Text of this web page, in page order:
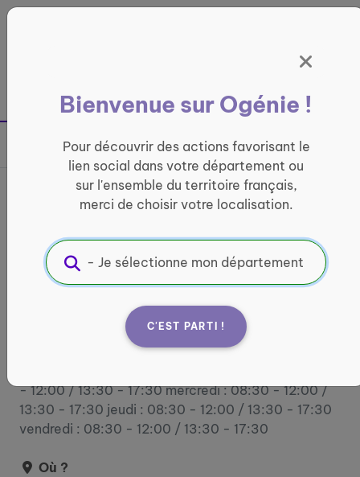
France entière
Bienvenue sur Ogénie !
Pour découvrir des actions favorisant le
lien social dans votre département ou
sur l'ensemble du territoire français,
merci de choisir votre localisation.
C'EST PARTI !
Partager sur
France services de Saint-
Laurent de la Salanque
INFORMATIQUE ET ACCÈS AUX DROITS
Informations pratiques :
- 12:00 / 13:30 - 17:30 mercredi : 08:30 - 12:00 /
13:30 - 17:30 jeudi : 08:30 - 12:00 / 13:30 - 17:30
vendredi : 08:30 - 12:00 / 13:30 - 17:30
Où ?
Panneau de gestion des cookies